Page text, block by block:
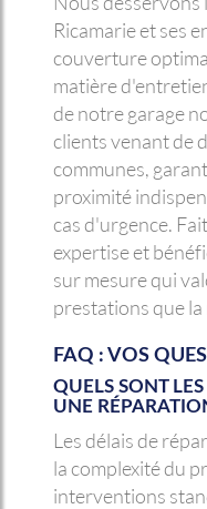
Ricamarie et ses
couverture
matière
de notre garage
clients venant de
communes,
proximité
cas d'urgence.
expertise et
sur mesure qui
prestations que
FAQ : VOS
QUELS SONT
UNE
Les délais de
la complexité du
interventions